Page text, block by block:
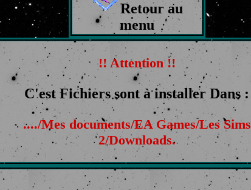
Retour au
menu
!! Attention !!
C'est Fichiers sont à installer Dans :
..../Mes documents/EA Games/Les Sims
2/Downloads.